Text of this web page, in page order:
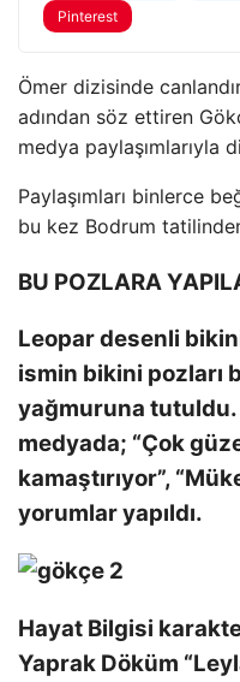
Pinterest
Ömer dizisinde
adından söz ettiren
medya paylaşımlarıyla
Paylaşımları binlerce
bu kez Bodrum
BU POZLARA
Leopar desenli
ismin bikini pozları
yağmuruna tutuldu.
medyada; “Çok
kamaştırıyor”,
yorumlar yapıldı.
Hayat Bilgisi
Yaprak Döküm